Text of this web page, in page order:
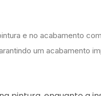
e no acabamento
um acabamento